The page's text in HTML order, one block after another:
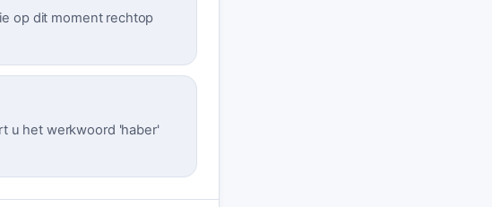
op dit moment rechtop
u het werkwoord 'haber'